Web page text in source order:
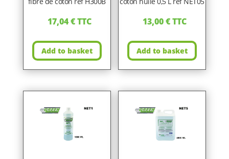
17,04€TTC
Add to basket
13,00€TTC
Add to basket